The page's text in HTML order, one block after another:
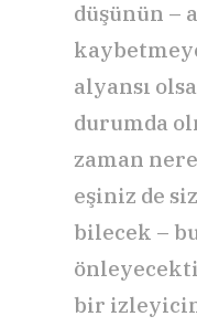
düşünün –
alyansı
durumda
zaman
eşiniz de
bilecek –
bir